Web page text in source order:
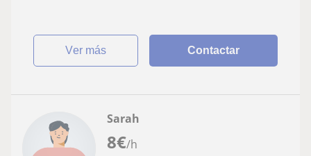
ver más Contactar
8€/h
Sarah